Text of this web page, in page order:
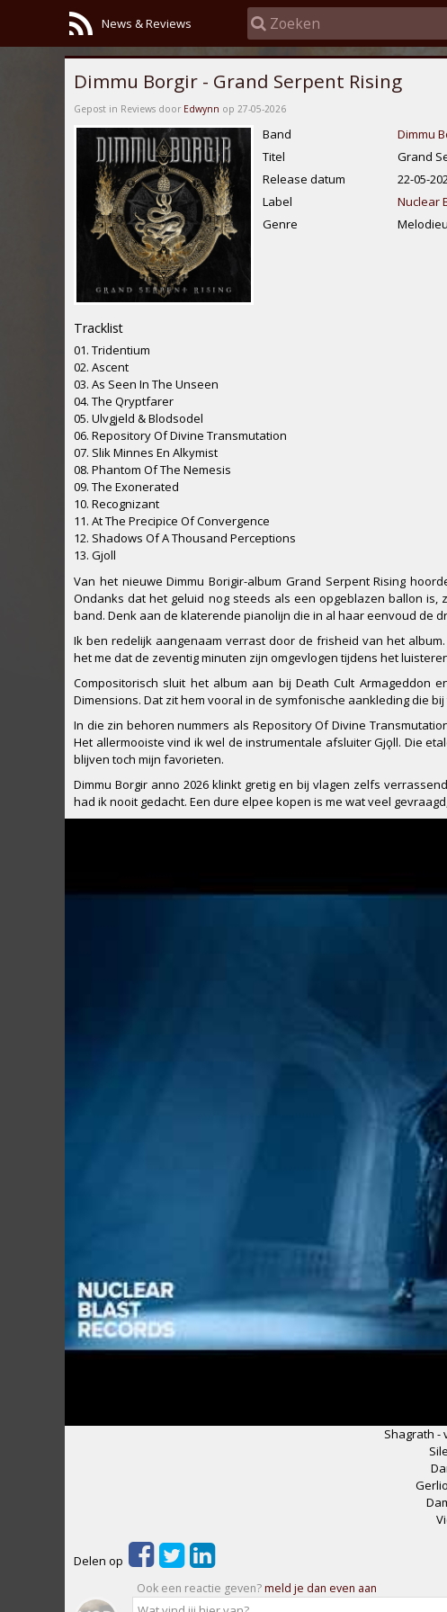
News & Reviews
Dimmu Borgir - Grand Serpent Rising
Gepost in Reviews door Edwynn op 27-05-2026
Band
Dimmu
Titel
Grand
Release datum
22-05-
Label
Nuclear
Genre
Tracklist
01. Tridentium
02. Ascent
03. As Seen In The Unseen
04. The Qryptfarer
05. Ulvgjeld & Blodsodel
06. Repository Of Divine Transmutation
07. Slik Minnes En Alkymist
08. Phantom Of The Nemesis
09. The Exonerated
10. Recognizant
11. At The Precipice Of Convergence
12. Shadows Of A Thousand Perceptions
13. Gjoll
Van het nieuwe Dimmu Borigir-album Grand Serpent Rising
Ondanks dat het geluid nog steeds als een opgeblazen ballon
band. Denk aan de klaterende pianolijn die in al haar eenvoud de
Ik ben redelijk aangenaam verrast door de frisheid van het
het me dat de zeventig minuten zijn omgevlogen tijdens het
Compositorisch sluit het album aan bij Death Cult
Dimensions. Dat zit hem vooral in de symfonische aankleding die
In die zin behoren nummers als Repository Of Divine
Het allermooiste vind ik wel de instrumentale afsluiter Gjǫll. Die
blijven toch mijn favorieten.
Dimmu Borgir anno 2026 klinkt gretig en bij vlagen zelfs
had ik nooit gedacht. Een dure elpee kopen is me wat veel
Shagrath -
Delen op
Ook een reactie geven?meld je dan even aan